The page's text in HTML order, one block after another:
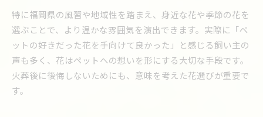
特に福岡県の風習や地域性を踏まえ、身近な花や季節の花を
選ぶことで、より温かな雰囲気を演出できます。実際に「ペ
ットの好きだった花を手向けて良かった」と感じる飼い主の
声も多く、花はペットへの想いを形にする大切な手段です。
火葬後に後悔しないためにも、意味を考えた花選びが重要で
す。